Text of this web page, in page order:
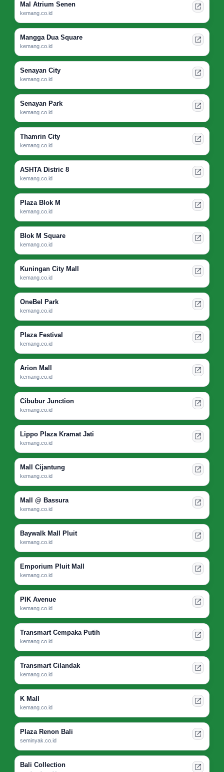
Mal Atrium Senen
kemang.co.id
Mangga Dua Square
kemang.co.id
Senayan City
kemang.co.id
Senayan Park
kemang.co.id
Thamrin City
kemang.co.id
ASHTA Distric 8
kemang.co.id
Plaza Blok M
kemang.co.id
Blok M Square
kemang.co.id
Kuningan City Mall
kemang.co.id
OneBel Park
kemang.co.id
Plaza Festival
kemang.co.id
Arion Mall
kemang.co.id
Cibubur Junction
kemang.co.id
Lippo Plaza Kramat Jati
kemang.co.id
Mall Cijantung
kemang.co.id
Mall @ Bassura
kemang.co.id
Baywalk Mall Pluit
kemang.co.id
Emporium Pluit Mall
kemang.co.id
PIK Avenue
kemang.co.id
Transmart Cempaka Putih
kemang.co.id
Transmart Cilandak
kemang.co.id
K Mall
kemang.co.id
Plaza Renon Bali
seminyak.co.id
Bali Collection